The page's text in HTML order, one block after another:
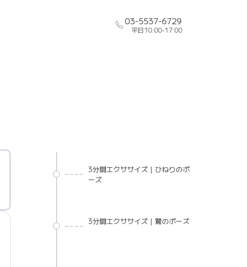
03-5537-6729
平日10:00-17:00
3分間エクササイズ｜ひねりのポ
ーズ
3分間エクササイズ｜鷲のポーズ